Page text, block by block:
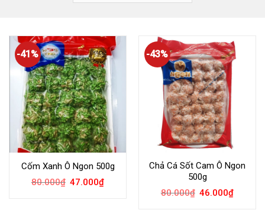
-41%
Cốm Xanh Ô Ngon 500g
80.000₫ 47.000₫
-43%
Chả Cá Sốt Cam Ô Ngon
500g
80.000₫ 46.000₫